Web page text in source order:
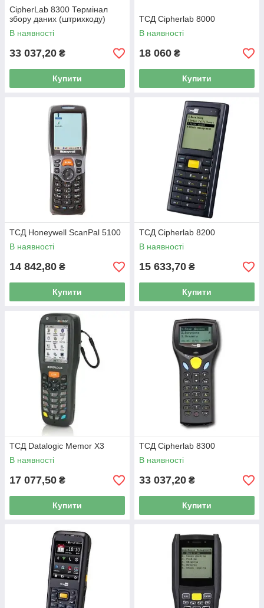
CipherLab 8300 Термінал
збору даних (штрихкоду)
В наявності
33 037,20 ₴
Купити
ТСД Cipherlab 8000
В наявності
18 060 ₴
Купити
ТСД Honeywell ScanPal 5100
В наявності
14 842,80 ₴
Купити
ТСД Cipherlab 8200
В наявності
15 633,70 ₴
Купити
ТСД Datalogic Memor X3
В наявності
17 077,50 ₴
Купити
ТСД Cipherlab 8300
В наявності
33 037,20 ₴
Купити